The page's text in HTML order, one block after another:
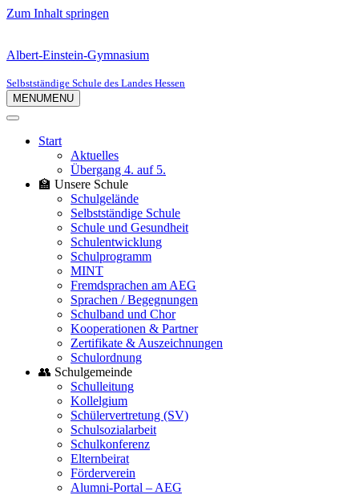
Zum Inhalt springen
Albert-Einstein-Gymnasium
Selbstständige Schule des Landes Hessen
MENUMENU
Start
Aktuelles
Übergang 4. auf 5.
🏫 Unsere Schule
Schulgelände
Selbstständige Schule
Schule und Gesundheit
Schulentwicklung
Schulprogramm
MINT
Fremdsprachen am AEG
Sprachen / Begegnungen
Schulband und Chor
Kooperationen & Partner
Zertifikate & Auszeichnungen
Schulordnung
👥 Schulgemeinde
Schulleitung
Kollelgium
Schülervertretung (SV)
Schulsozialarbeit
Schulkonferenz
Elternbeirat
Förderverein
Alumni-Portal – AEG